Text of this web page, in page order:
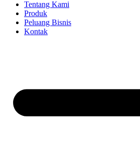
Tentang Kami
Produk
Peluang Bisnis
Kontak